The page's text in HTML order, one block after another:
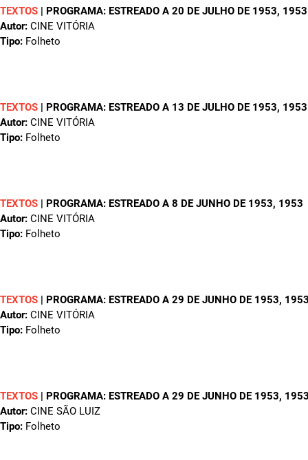
TEXTOS | PROGRAMA: ESTREADO A 20 DE JULHO DE 1953, 1953
Autor: CINE VITÓRIA
Tipo: Folheto
TEXTOS | PROGRAMA: ESTREADO A 13 DE JULHO DE 1953, 1953
Autor: CINE VITÓRIA
Tipo: Folheto
TEXTOS | PROGRAMA: ESTREADO A 8 DE JUNHO DE 1953, 1953
Autor: CINE VITÓRIA
Tipo: Folheto
TEXTOS | PROGRAMA: ESTREADO A 29 DE JUNHO DE 1953,
Autor: CINE VITÓRIA
Tipo: Folheto
TEXTOS | PROGRAMA: ESTREADO A 29 DE JUNHO DE 1953,
Autor: CINE SÃO LUIZ
Tipo: Folheto